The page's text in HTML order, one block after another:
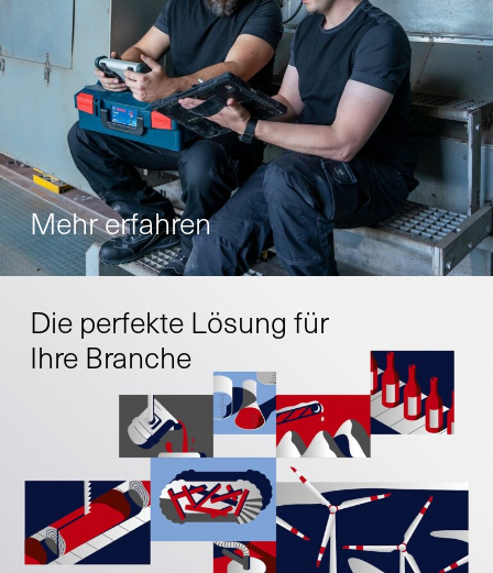
Mehr erfahren
Die perfekte Lösung für
Ihre Branche